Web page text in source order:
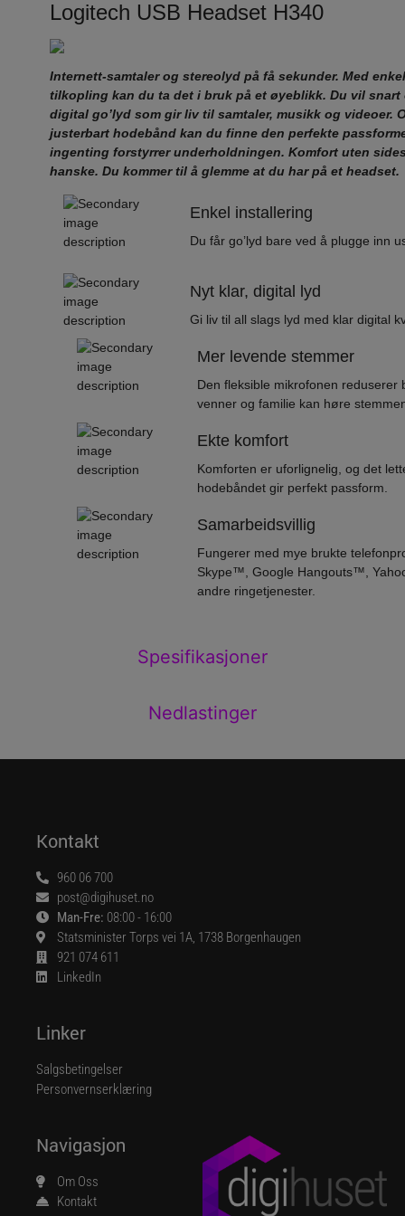
Spesifikasjoner
Nedlastinger
Logitech USB Headset H340
Internett-samtaler og stereolyd på få sekunder. Med
tilkopling kan du ta det i bruk på et øyeblikk. Du vil snart
digital go’lyd som gir liv til samtaler, musikk og videoer.
justerbart hodebånd kan du finne den perfekte
ingenting forstyrrer underholdningen. Komfort uten
hanske. Du kommer til å glemme at du har på et headset.
Enkel installering
Du får go’lyd bare ved å plugge inn
Nyt klar, digital lyd
Gi liv til all slags lyd med klar digital
Mer levende stemmer
Den fleksible mikrofonen reduserer
venner og familie kan høre
Ekte komfort
Komforten er uforlignelig, og det
hodebåndet gir perfekt passform.
Samarbeidsvillig
Fungerer med mye brukte
Skype™, Google Hangouts™,
andre ringetjenester.
Navigasjon
Om Oss
Kontakt
Linker
Salgsbetingelser
Personvernserklæring
Kontakt
960 06 700
post@digihuset.no
Man-Fre: 08:00 - 16:00
Statsminister Torps vei 1A, 1738 Borgenhaugen
921 074 611
LinkedIn